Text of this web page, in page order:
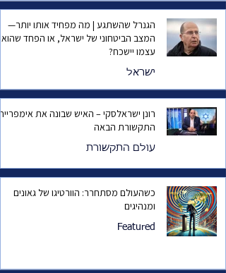
הגנרל שהשתגע | מה מפחיד אותו יותר—
המצב הביטחוני של ישראל, או הפחד שהוא
עצמו יישכח?
ישראל
רונן ישראלסקי – האיש שבונה את
התקשורת הבאה
עולם התקשורת
כשהעולם מסתחרר: הוורטיגו של גאונים
ומנהיגים
Featured